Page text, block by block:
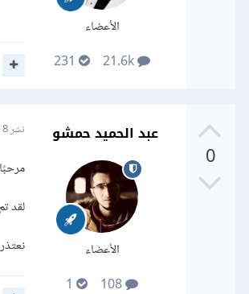
الأعضاء
0
عبد الحميد حمشو
الأعضاء
نشر8 سبتمبر 2025
لقد